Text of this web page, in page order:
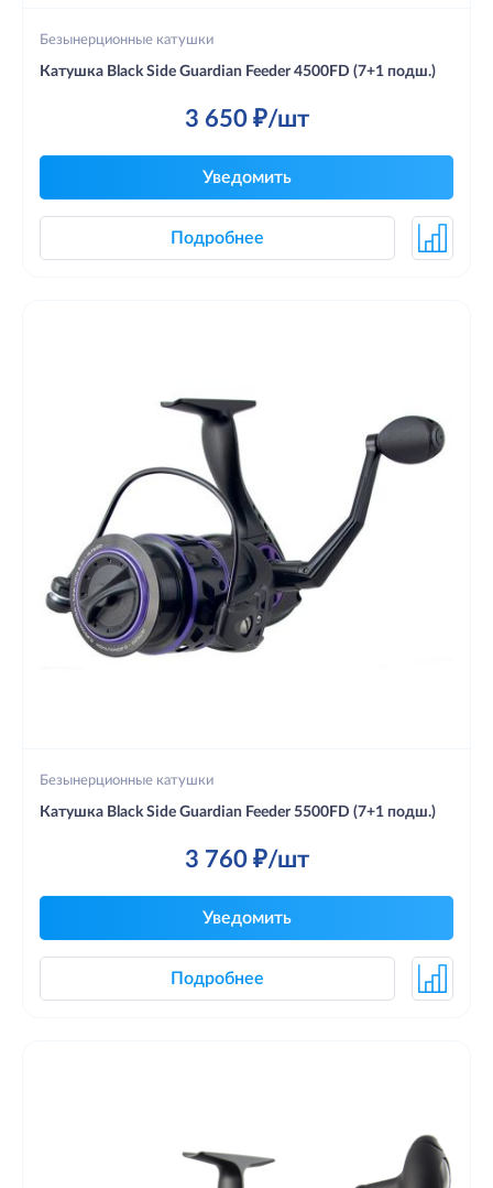
Безынерционные катушки
Катушка Black Side Guardian Feeder 4500FD (7+1 подш.)
3 650 ₽/шт
Уведомить
Подробнее
Безынерционные катушки
Катушка Black Side Guardian Feeder 5500FD (7+1 подш.)
3 760 ₽/шт
Уведомить
Подробнее